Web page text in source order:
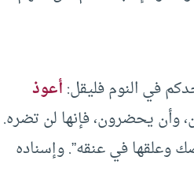
في النوم فليقل:أعوذ
وأن يحضرون، فإنها لن تضره.
وعلقها في عنقه”. وإسناده